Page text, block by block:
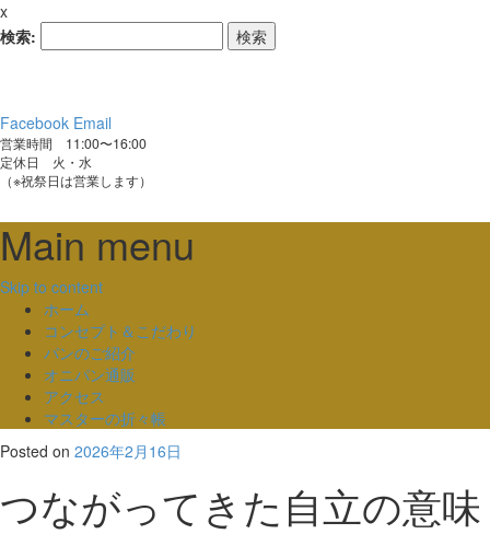
x
検索:
Facebook Email
営業時間 11:00〜16:00
定休日 火・水
（※祝祭日は営業します）
Main menu
Skip to content
ホーム
コンセプト＆こだわり
パンのご紹介
オニパン通販
アクセス
マスターの折々帳
Posted on 2026年2月16日
つながってきた自立の意味